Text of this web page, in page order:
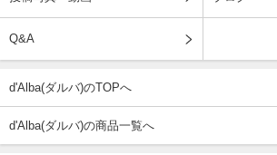
Q&A
d'Alba(ダルバ)のTOPへ
d'Alba(ダルバ)の商品一覧へ